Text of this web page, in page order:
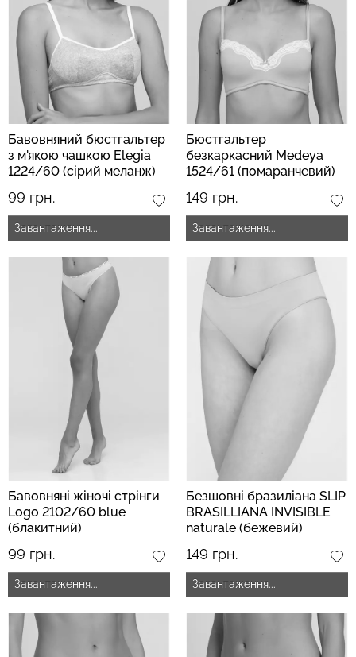
Бавовняний бюстгальтер
з м'якою чашкою Elegia
1224/60 (сірий меланж)
99 грн.
Завантаження...
Бюстгальтер
безкаркасний Medeya
1524/61 (помаранчевий)
149 грн.
Завантаження...
Бавовняні жіночі стрінги
Logo 2102/60 blue
(блакитний)
99 грн.
Завантаження...
Безшовні бразиліана SLIP
BRASILLIANA INVISIBLE
naturale (бежевий)
149 грн.
Завантаження...
Безшовний топ з легкою
корекцією BRA
SHAPEWEAR nude
(бежевий) Giulia
489 грн.
699 грн.
Велосипедки з пуш-ап
ефектом безшовні
TRACKS SHAPE black
(чорний) Giulia
454 грн.